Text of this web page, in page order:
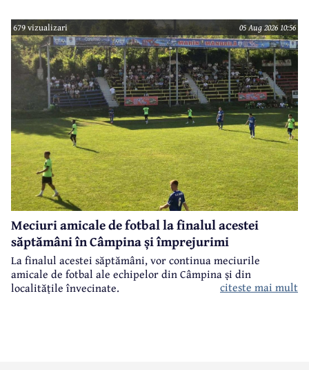
679 vizualizari 05 Aug 2026 10:56
Meciuri amicale de fotbal la finalul acestei
săptămâni în Câmpina și împrejurimi
La finalul acestei săptămâni, vor continua meciurile
amicale de fotbal ale echipelor din Câmpina și din
localitățile învecinate.
citeste mai mult